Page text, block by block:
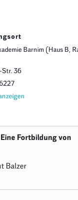
Barnim (Haus B,
Str. 36
Eine Fortbildung von
Balzer